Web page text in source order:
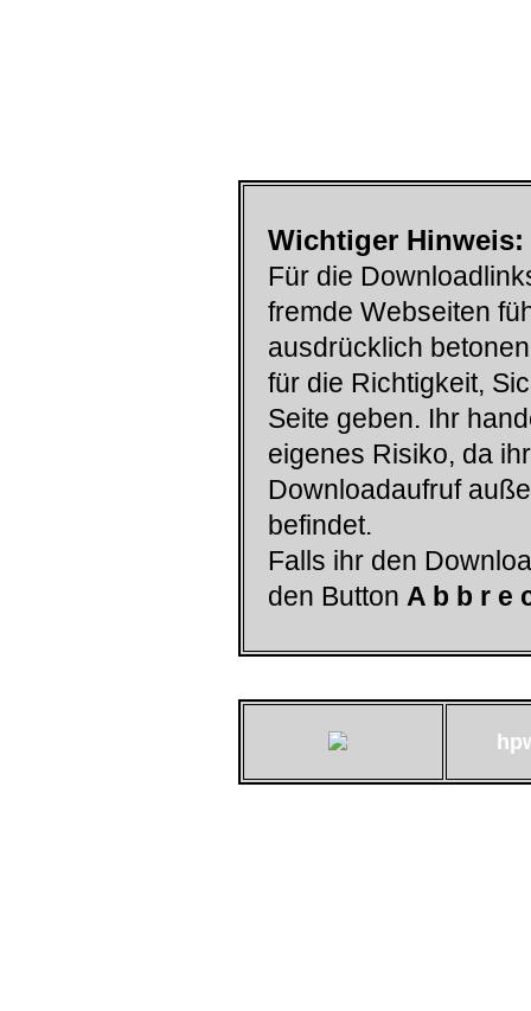
Wichtiger Hinweis:
Für die
fremde Webseiten
ausdrücklich
für die Richtigkeit,
Seite geben. Ihr
eigenes Risiko, da
Downloadaufruf
befindet.
Falls ihr den
den Button A b b r e